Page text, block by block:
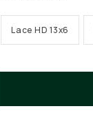
Lace HD 13x6